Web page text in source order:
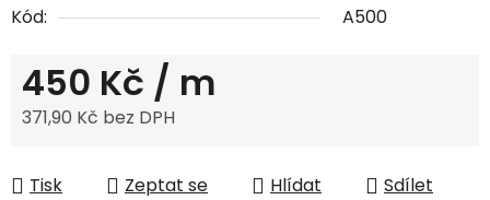
Kód:
A500
450 Kč / m
371,90 Kč bez DPH
Tisk
Zeptat se Hlídat Sdílet